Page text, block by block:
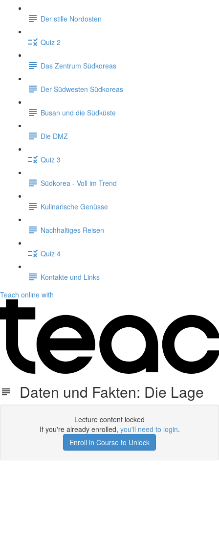
Der stille Nordosten
Quiz 2
Das Zentrum Südkoreas
Der Südwesten Südkoreas
Busan und die Südküste
Die DMZ
Quiz 3
Südkorea - Voll im Trend
Kulinarische Genüsse
Nachhaltiges Reisen
Quiz 4
Kontakte und Links
Teach online with
Daten und Fakten: Die Lage
Lecture content locked
If you're already enrolled, you'll need to login.
Enroll in Course to Unlock